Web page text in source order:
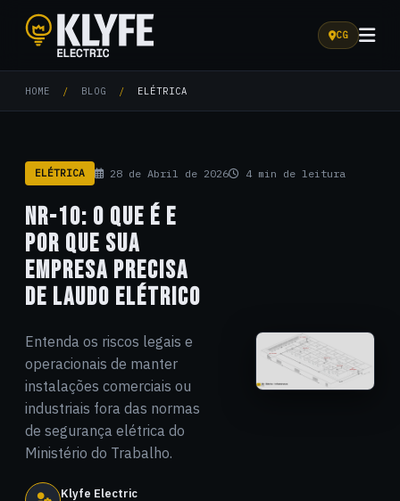
Klyfe Electric
CG
HOME / BLOG / ELÉTRICA
ELÉTRICA 28 de Abril de 2026 4 min de leitura
NR-10: O QUE É E
POR QUE SUA
EMPRESA PRECISA
DE LAUDO ELÉTRICO
Entenda os riscos legais e
operacionais de manter
instalações comerciais ou
industriais fora das normas
de segurança elétrica do
Ministério do Trabalho.
Klyfe Electric